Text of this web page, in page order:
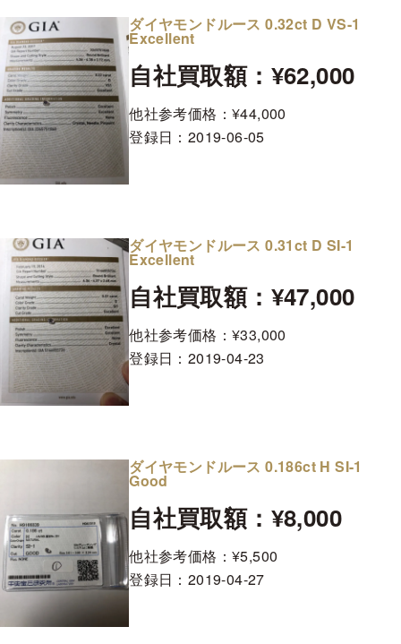
ダイヤモンドルース 0.32ct D VS-1
Excellent
自社買取額：¥62,000
他社参考価格：¥44,000
登録日： 2019-06-05
ダイヤモンドルース 0.31ct D SI-1
Excellent
自社買取額：¥47,000
他社参考価格：¥33,000
登録日： 2019-04-23
ダイヤモンドルース 0.186ct H SI-1
Good
自社買取額：¥8,000
他社参考価格：¥5,500
登録日： 2019-04-27